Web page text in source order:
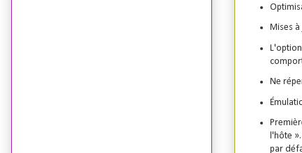
Mises
Ne
l'hôte
par